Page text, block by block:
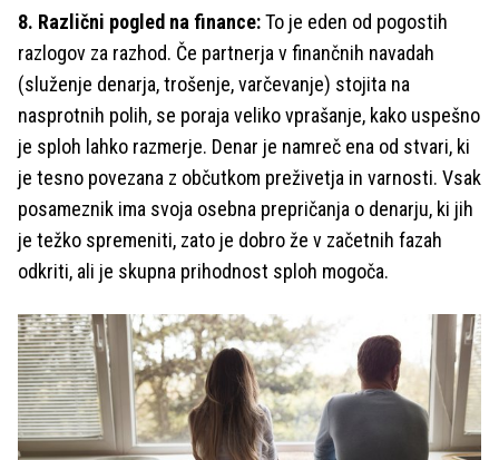
8. Različni pogled na finance:To je eden od pogostih
razlogov za razhod. Če partnerja v finančnih navadah
(služenje denarja, trošenje, varčevanje) stojita na
nasprotnih polih, se poraja veliko vprašanje, kako uspešno
je sploh lahko razmerje. Denar je namreč ena od stvari, ki
je tesno povezana z občutkom preživetja in varnosti. Vsak
posameznik ima svoja osebna prepričanja o denarju, ki jih
je težko spremeniti, zato je dobro že v začetnih fazah
odkriti, ali je skupna prihodnost sploh mogoča.